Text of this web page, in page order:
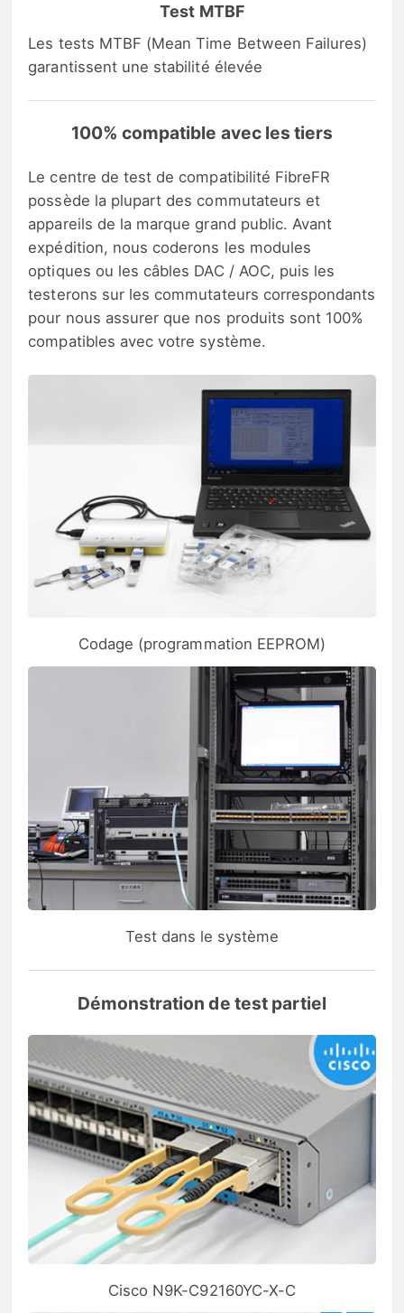
Test MTBF
Les tests MTBF (Mean Time Between Failures)
garantissent une stabilité élevée
100% compatible avec les tiers
Le centre de test de compatibilité FibreFR
possède la plupart des commutateurs et
appareils de la marque grand public. Avant
expédition, nous coderons les modules
optiques ou les câbles DAC / AOC, puis les
testerons sur les commutateurs correspondants
pour nous assurer que nos produits sont 100%
compatibles avec votre système.
Codage (programmation EEPROM)
Test dans le système
Démonstration de test partiel
Cisco N9K-C92160YC-X-C